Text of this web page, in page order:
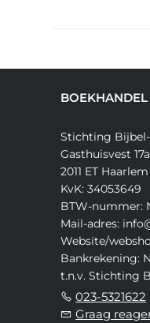
BOEKHANDEL
Stichting
Gasthuisvest 17a
2011 ET Haarlem
KvK: 34053649
BTW-nummer:
Mail-adres:
Website/
Bankrekening:
t.n.v. Stichting
023-5321622
Graag